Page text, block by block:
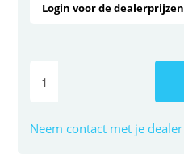
Login voor de dealerprijzen
Neem contact met je dealer